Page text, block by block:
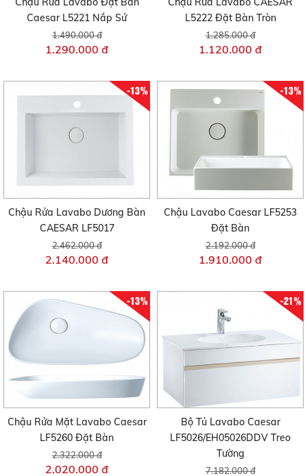
Caesar L5221 Nắp Sứ
1.490.000 đ
1.290.000 đ
L5222 Đặt Bàn Tròn
1.285.000 đ
1.120.000 đ
-13%
Chậu Rửa Lavabo Dương Bàn
CAESAR LF5017
2.462.000 đ
2.140.000 đ
-13%
Chậu Lavabo Caesar LF5253
Đặt Bàn
2.192.000 đ
1.910.000 đ
-13%
Chậu Rửa Mặt Lavabo Caesar
LF5260 Đặt Bàn
2.322.000 đ
2.020.000 đ
-21%
Bộ Tủ Lavabo Caesar
LF5026/EH05026DDV Treo
Tường
7.182.000 đ